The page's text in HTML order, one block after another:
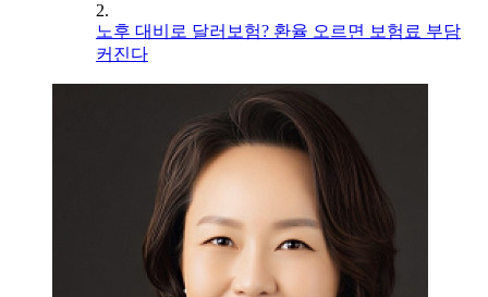
2.
노후 대비로 달러보험? 환율 오르면 보험료 부담
커진다